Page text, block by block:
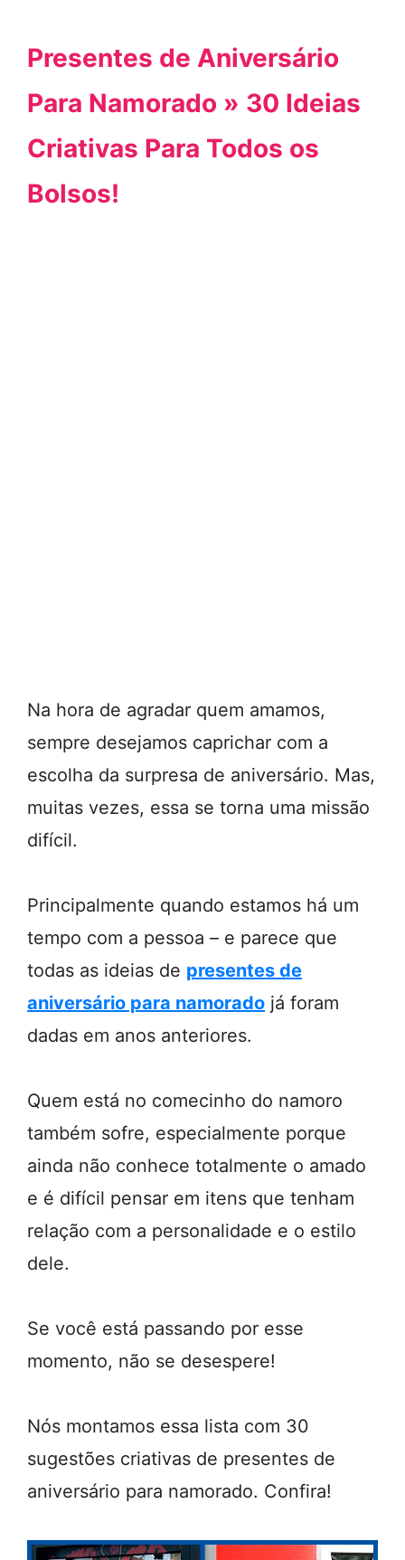
Presentes de Aniversário
Para Namorado » 30 Ideias
Criativas Para Todos os
Bolsos!
Na hora de agradar quem amamos,
sempre desejamos caprichar com a
escolha da surpresa de aniversário. Mas,
muitas vezes, essa se torna uma missão
difícil.
Principalmente quando estamos há um
tempo com a pessoa – e parece que
todas as ideias de presentes de
aniversário para namorado já foram
dadas em anos anteriores.
Quem está no comecinho do namoro
também sofre, especialmente porque
ainda não conhece totalmente o amado
e é difícil pensar em itens que tenham
relação com a personalidade e o estilo
dele.
Se você está passando por esse
momento, não se desespere!
Nós montamos essa lista com 30
sugestões criativas de presentes de
aniversário para namorado. Confira!